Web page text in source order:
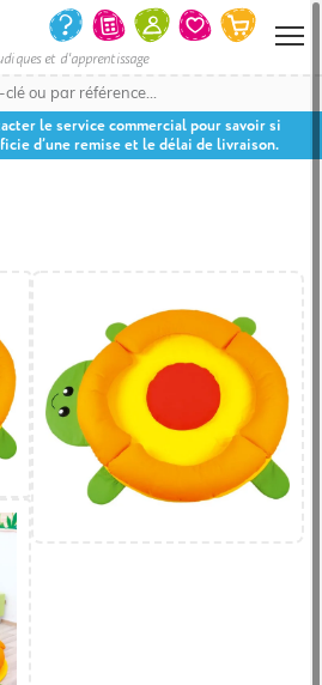
et d'apprentissage
le service commercial pour savoir si
d’une remise et le délai de livraison.